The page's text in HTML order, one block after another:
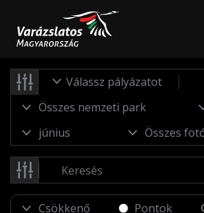
Válassz pályázatot
Pontok